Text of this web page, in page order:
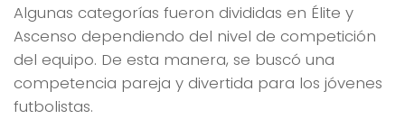
Algunas categorías fueron divididas en Élite y
Ascenso dependiendo del nivel de competición
del equipo. De esta manera, se buscó una
competencia pareja y divertida para los jóvenes
futbolistas.